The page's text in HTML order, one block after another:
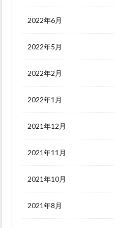
2022年6月
2022年5月
2022年2月
2022年1月
2021年12月
2021年11月
2021年10月
2021年8月